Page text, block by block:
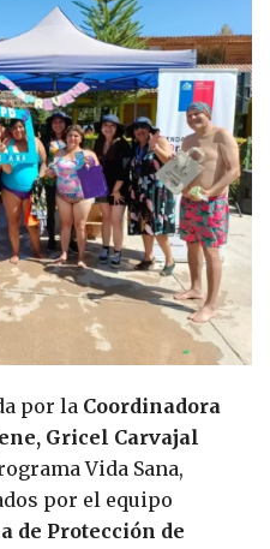
por la Coordinadora
Gricel Carvajal
Vida Sana,
por el equipo
de Protección de